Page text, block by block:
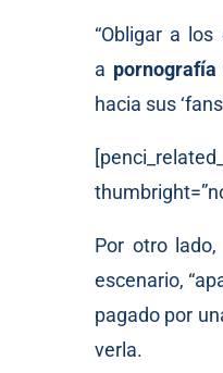
“Obligar a
a
hacia sus
Por otro
escenario,
pagado por
verla.